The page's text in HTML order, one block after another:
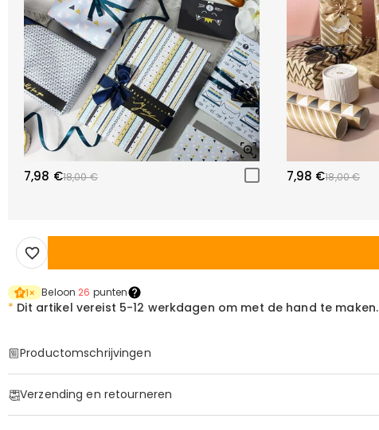
7,98 €18,00 € 7,98 €18,00 €
1× Beloon 26 punten
* Dit artikel vereist 5-12 werkdagen om met de hand te maken.
Productomschrijvingen
Verzending en retourneren